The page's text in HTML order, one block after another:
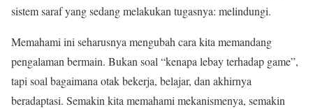
sistem saraf yang sedang melakukan tugasnya: melindungi.
Memahami ini seharusnya mengubah cara kita memandang
pengalaman bermain. Bukan soal “kenapa lebay terhadap game”,
tapi soal bagaimana otak bekerja, belajar, dan akhirnya
beradaptasi. Semakin kita memahami mekanismenya, semakin